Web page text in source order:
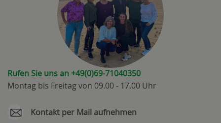
Rufen Sie uns an +49(0)69-71040350
Montag bis Freitag von 09.00 - 17.00 Uhr
Kontakt per Mail aufnehmen